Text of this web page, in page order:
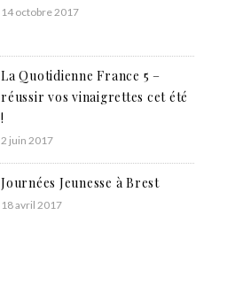
14 octobre 2017
La Quotidienne France 5 –
réussir vos vinaigrettes cet été
!
2 juin 2017
Journées Jeunesse à Brest
18 avril 2017